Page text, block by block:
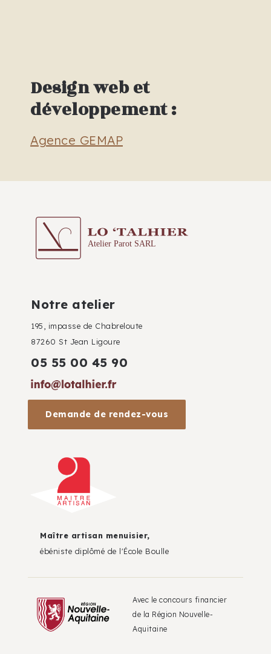
Design web et
développement :
Agence GEMAP
Notre atelier
195, impasse de Chabreloute
87260 St Jean Ligoure
05 55 00 45 90
Demande de rendez-vous
Maître artisan menuisier,
ébéniste diplômé de l'École Boulle
Avec le concours financier
de la Région Nouvelle-
Aquitaine